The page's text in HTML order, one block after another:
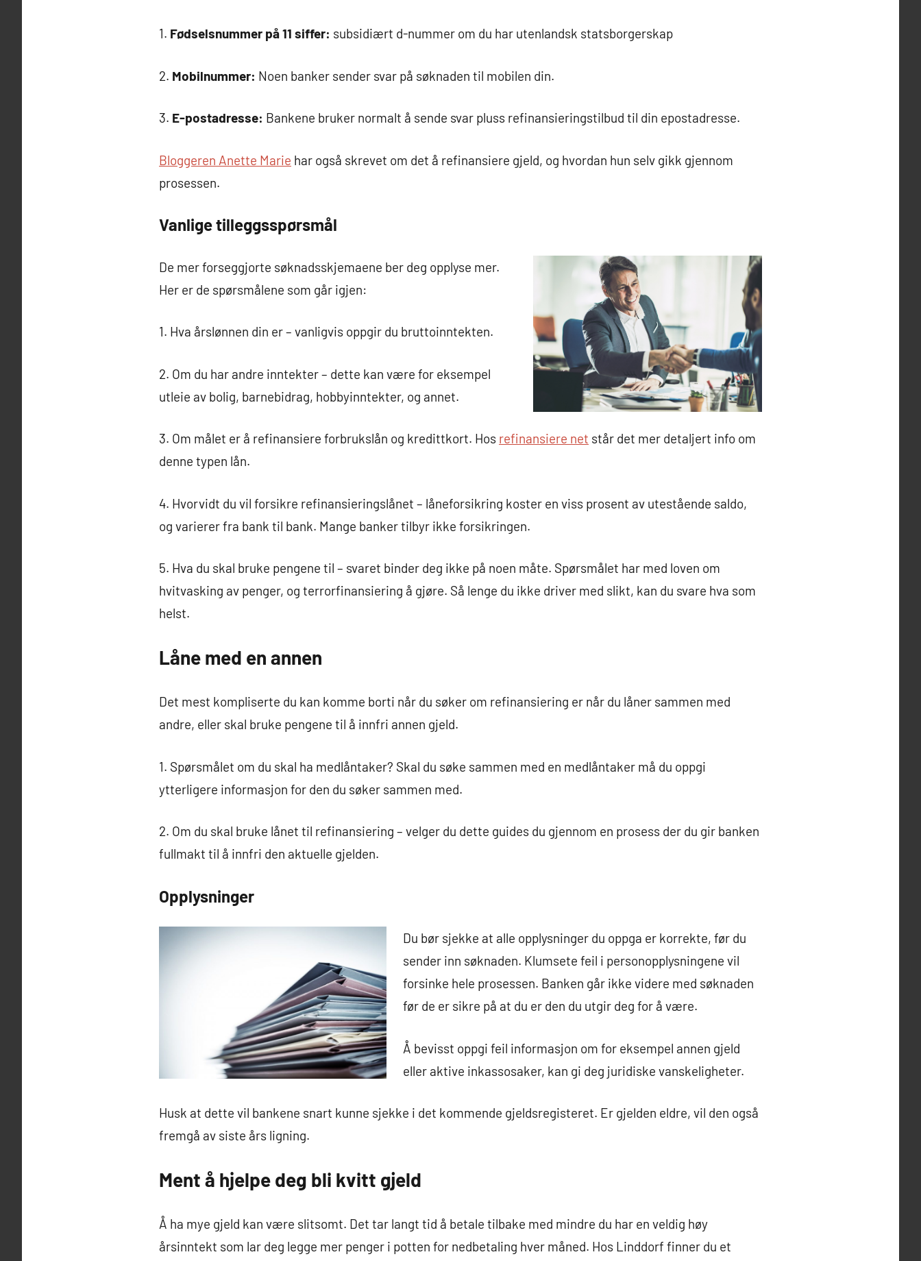
1. Fødselsnummer på 11 siffer: subsidiært d-nummer om du har utenlandsk statsborgerskap
2. Mobilnummer: Noen banker sender svar på søknaden til mobilen din.
3. E-postadresse: Bankene bruker normalt å sende svar pluss refinansieringstilbud til din epostadresse.
Bloggeren Anette Marie har også skrevet om det å refinansiere gjeld, og hvordan hun selv gikk gjennom
prosessen.
Vanlige tilleggsspørsmål
De mer forseggjorte søknadsskjemaene ber deg opplyse mer.
Her er de spørsmålene som går igjen:
1. Hva årslønnen din er – vanligvis oppgir du bruttoinntekten.
2. Om du har andre inntekter – dette kan være for eksempel
utleie av bolig, barnebidrag, hobbyinntekter, og annet.
3. Om målet er å refinansiere forbrukslån og kredittkort. Hos refinansiere net står det mer detaljert info om
denne typen lån.
4. Hvorvidt du vil forsikre refinansieringslånet – låneforsikring koster en viss prosent av utestående saldo,
og varierer fra bank til bank. Mange banker tilbyr ikke forsikringen.
5. Hva du skal bruke pengene til – svaret binder deg ikke på noen måte. Spørsmålet har med loven om
hvitvasking av penger, og terrorfinansiering å gjøre. Så lenge du ikke driver med slikt, kan du svare hva som
helst.
Låne med en annen
Det mest kompliserte du kan komme borti når du søker om refinansiering er når du låner sammen med
andre, eller skal bruke pengene til å innfri annen gjeld.
1. Spørsmålet om du skal ha medlåntaker? Skal du søke sammen med en medlåntaker må du oppgi
ytterligere informasjon for den du søker sammen med.
2. Om du skal bruke lånet til refinansiering – velger du dette guides du gjennom en prosess der du gir banken
fullmakt til å innfri den aktuelle gjelden.
Opplysninger
Du bør sjekke at alle opplysninger du oppga er korrekte, før du
sender inn søknaden. Klumsete feil i personopplysningene vil
forsinke hele prosessen. Banken går ikke videre med søknaden
før de er sikre på at du er den du utgir deg for å være.
Å bevisst oppgi feil informasjon om for eksempel annen gjeld
eller aktive inkassosaker, kan gi deg juridiske vanskeligheter.
Husk at dette vil bankene snart kunne sjekke i det kommende gjeldsregisteret. Er gjelden eldre, vil den også
fremgå av siste års ligning.
Ment å hjelpe deg bli kvitt gjeld
Å ha mye gjeld kan være slitsomt. Det tar langt tid å betale tilbake med mindre du har en veldig høy
årsinntekt som lar deg legge mer penger i potten for nedbetaling hver måned. Hos Linddorf finner du et